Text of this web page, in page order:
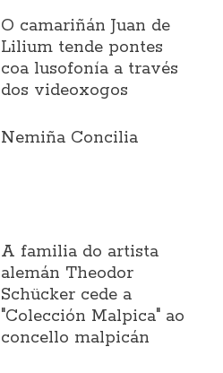
O camariñán Juan de
Lilium tende pontes
coa lusofonía a través
dos videoxogos
Nemiña Concilia
A familia do artista
alemán Theodor
Schücker cede a
"Colección Malpica" ao
concello malpicán